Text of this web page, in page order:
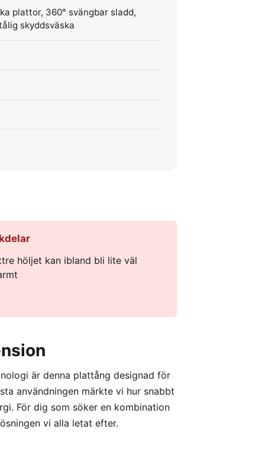
plattor, 360° svängbar sladd,
skyddsväska
höljet kan ibland bli lite väl
är denna plattång designad för
användningen märkte vi hur snabbt
För dig som söker en kombination
vi alla letat efter.